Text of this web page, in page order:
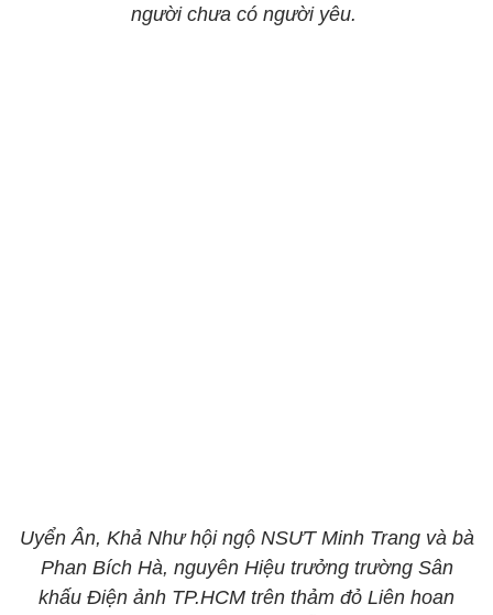
người chưa có người yêu.
Uyển Ân, Khả Như hội ngộ NSƯT Minh Trang và bà
Phan Bích Hà, nguyên Hiệu trưởng trường Sân
khấu Điện ảnh TP.HCM trên thảm đỏ Liên hoan